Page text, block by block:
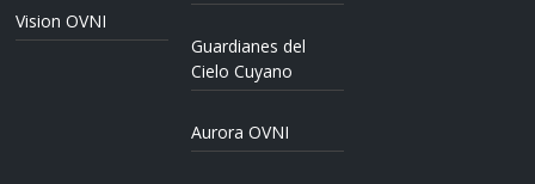
Vision OVNI
Guardianes del
Cielo Cuyano
Aurora OVNI